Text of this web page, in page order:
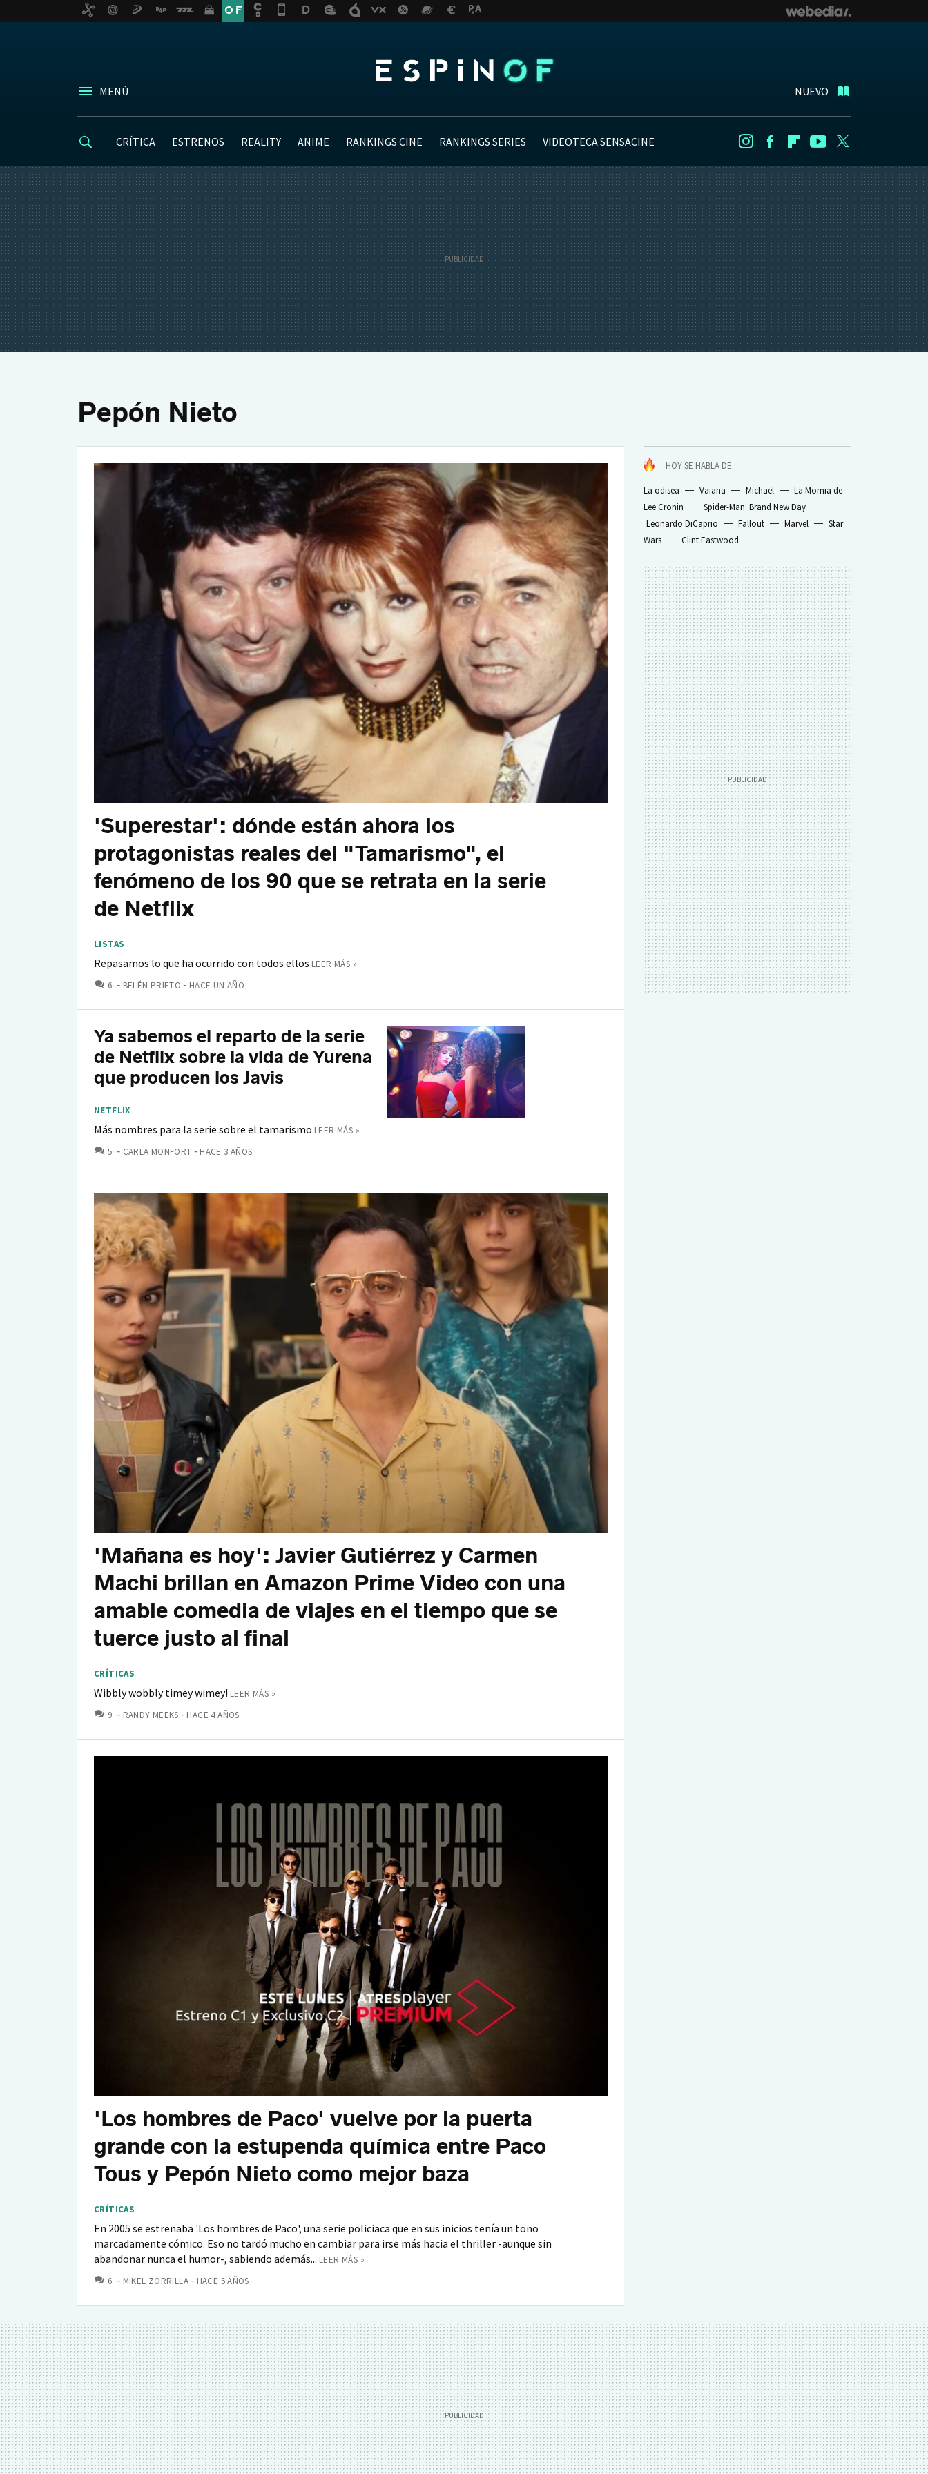
MENÚ NUEVO
CRÍTICA ESTRENOS REALITY ANIME RANKINGS CINE RANKINGS SERIES VIDEOTECA SENSACINE InstagramFacebookFlipboard
Youtube
Pepón Nieto
HOY SE HABLA DE
La odisea Vaiana Michael
La Momia de
Lee Cronin
Spider-Man: Brand New Day
Leonardo DiCaprio
Fallout Marvel
Star
Wars
Clint Eastwood
'Superestar': dónde están ahora los
protagonistas reales del "Tamarismo", el
fenómeno de los 90 que se retrata en la serie
de Netflix
LISTAS
Repasamos lo que ha ocurrido con todos ellos LEER MÁS »
6 COMENTARIOS
BELÉN PRIETO HACE UN AÑO
Ya sabemos el reparto de la serie
de Netflix sobre la vida de Yurena
que producen los Javis
NETFLIX
Más nombres para la serie sobre el tamarismo LEER MÁS »
5 COMENTARIOS
CARLA MONFORT HACE 3 AÑOS
'Mañana es hoy': Javier Gutiérrez y Carmen
Machi brillan en Amazon Prime Video con una
amable comedia de viajes en el tiempo que se
tuerce justo al final
CRÍTICAS
Wibbly wobbly timey wimey! LEER MÁS »
9 COMENTARIOS
RANDY MEEKS HACE 4 AÑOS
'Los hombres de Paco' vuelve por la puerta
grande con la estupenda química entre Paco
Tous y Pepón Nieto como mejor baza
CRÍTICAS
En 2005 se estrenaba 'Los hombres de Paco', una serie policiaca que en sus inicios tenía un tono
marcadamente cómico. Eso no tardó mucho en cambiar para irse más hacia el thriller -aunque sin
abandonar nunca el humor-, sabiendo además... LEER MÁS »
6 COMENTARIOS
MIKEL ZORRILLA HACE 5 AÑOS